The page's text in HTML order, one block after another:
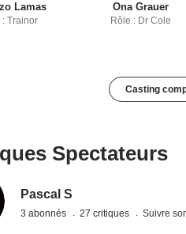
Lamas
: Trainor
Ona Grauer
Rôle : Dr Cole
Casting
Spectateurs
Pascal S
3 abonnés 27 critiques Suivre